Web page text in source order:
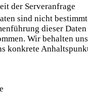
der Serveranfrage
sind nicht
dieser
Wir behalten
konkrete